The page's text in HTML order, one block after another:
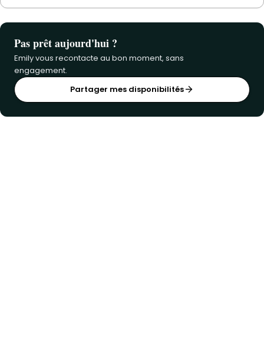
Pas prêt aujourd'hui ?
Emily vous recontacte au bon moment, sans
engagement.
Partager mes disponibilités